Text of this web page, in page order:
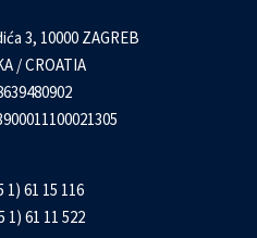
3, 10000 ZAGREB
/ CROATIA
1) 61 15 116
1) 61 11 522